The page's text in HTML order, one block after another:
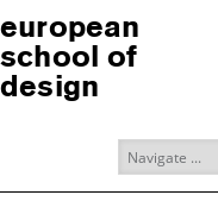
european
school of
design